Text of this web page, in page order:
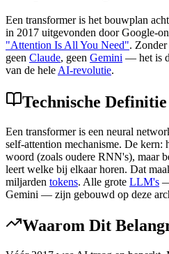
Een transformer is het bouwplan
in 2017 uitgevonden door Google-
"Attention Is All You Need". Zonder
geen Claude, geen Gemini — het is
van de hele AI-revolutie.
Technische Definitie
Een transformer is een neural
self-attention mechanisme. De kern:
woord (zoals oudere RNN's), maar
leert welke bij elkaar horen. Dat
miljarden tokens. Alle grote LLM's
Gemini — zijn gebouwd op deze
Waarom Dit